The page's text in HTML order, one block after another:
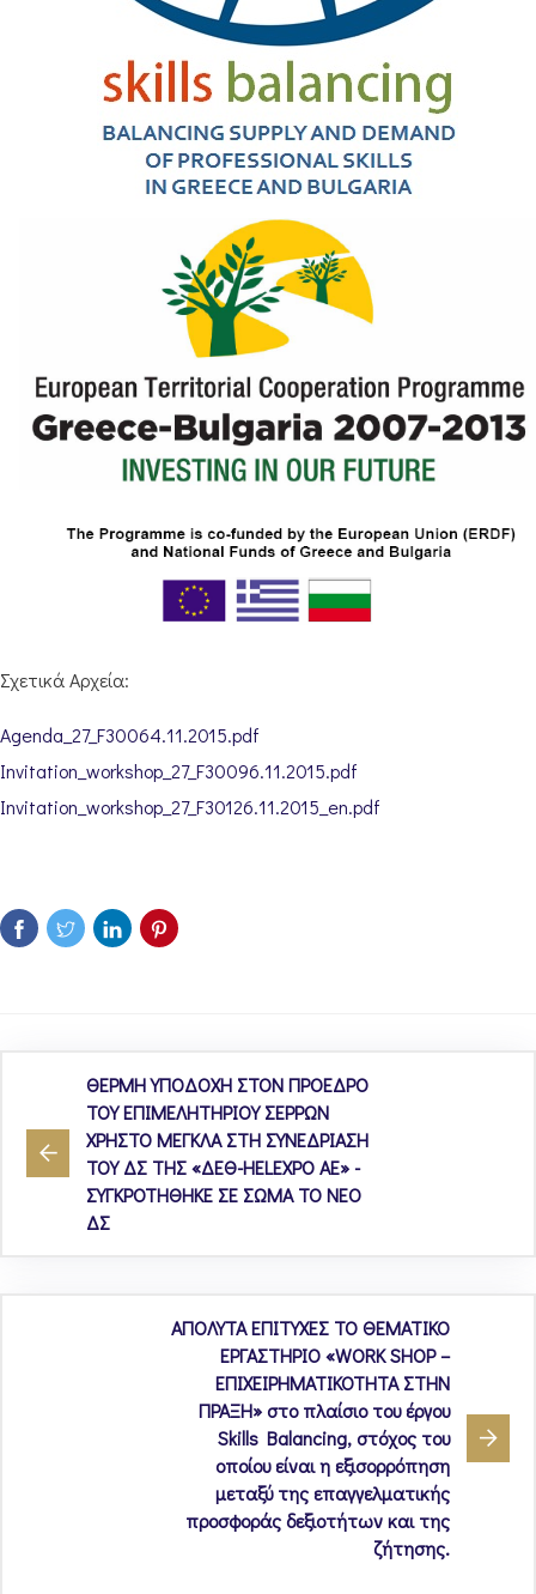
Σχετικά Αρχεία:
Agenda_27_F30064.11.2015.pdf
Invitation_workshop_27_F30096.11.2015.pdf
Invitation_workshop_27_F30126.11.2015_en.pdf
ΘΕΡΜΗ ΥΠΟΔΟΧΗ ΣΤΟΝ ΠΡΟΕΔΡΟ
ΤΟΥ ΕΠΙΜΕΛΗΤΗΡΙΟΥ ΣΕΡΡΩΝ
ΧΡΗΣΤΟ ΜΕΓΚΛΑ ΣΤΗ ΣΥΝΕΔΡΙΑΣΗ
ΤΟΥ ΔΣ ΤΗΣ «ΔΕΘ-HELEXPO AE» -
ΣΥΓΚΡΟΤΗΘΗΚΕ ΣΕ ΣΩΜΑ ΤΟ ΝΕΟ
ΔΣ
ΑΠΟΛΥΤΑ ΕΠΙΤΥΧΕΣ ΤΟ ΘΕΜΑΤΙΚΟ
ΕΡΓΑΣΤΗΡΙΟ «WORK SHOP –
ΕΠΙΧΕΙΡΗΜΑΤΙΚΟΤΗΤΑ ΣΤΗΝ
ΠΡΑΞΗ» στο πλαίσιο του έργου
Skills Balancing, στόχος του
οποίου είναι η εξισορρόπηση
μεταξύ της επαγγελματικής
προσφοράς δεξιοτήτων και της
ζήτησης.